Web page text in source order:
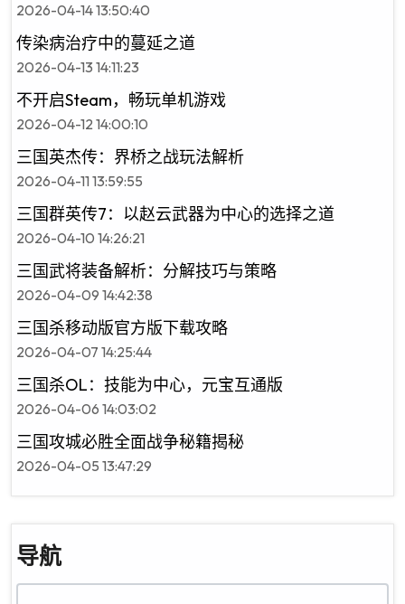
2026-04-14 13:50:40
传染病治疗中的蔓延之道
2026-04-13 14:11:23
不开启Steam，畅玩单机游戏
2026-04-12 14:00:10
三国英杰传：界桥之战玩法解析
2026-04-11 13:59:55
三国群英传7：以赵云武器为中心的选择之道
2026-04-10 14:26:21
三国武将装备解析：分解技巧与策略
2026-04-09 14:42:38
三国杀移动版官方版下载攻略
2026-04-07 14:25:44
三国杀OL：技能为中心，元宝互通版
2026-04-06 14:03:02
三国攻城必胜全面战争秘籍揭秘
2026-04-05 13:47:29
导航